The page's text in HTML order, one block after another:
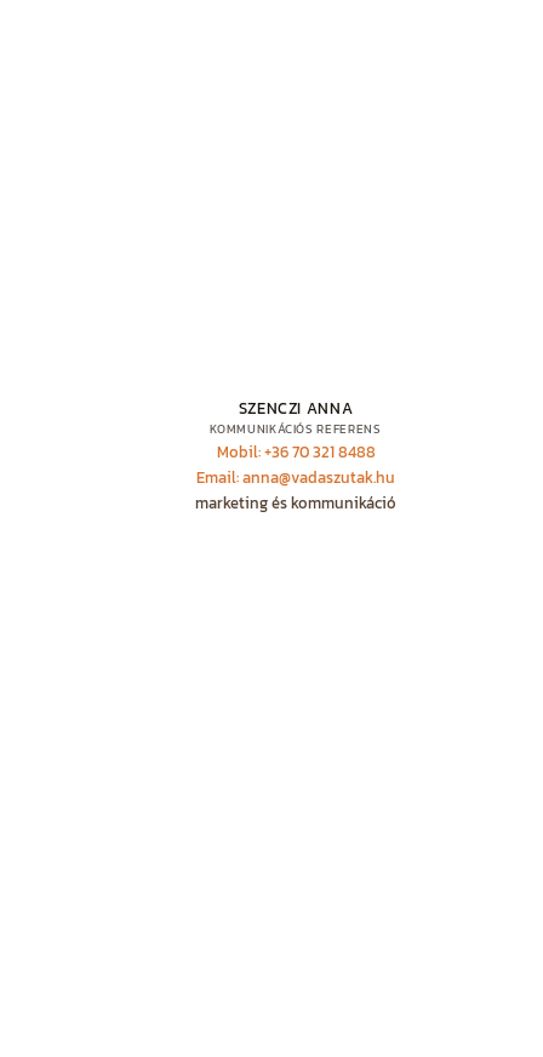
SZENCZI ANNA
KOMMUNIKÁCIÓS REFERENS
Mobil: +36 70 321 8488
Email: anna@vadaszutak.hu
marketing és kommunikáció